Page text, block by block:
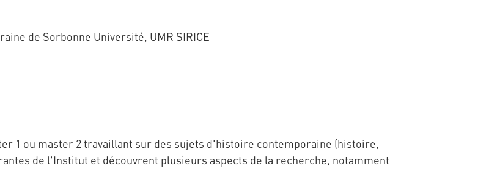
de Sorbonne Université, UMR SIRICE
1 ou master 2 travaillant sur des sujets d'histoire contemporaine (histoire,
de l'Institut et découvrent plusieurs aspects de la recherche, notamment